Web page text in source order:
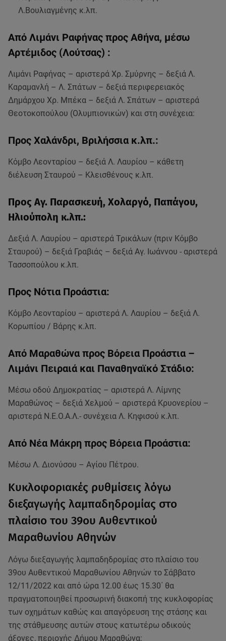
Λ.Βουλιαγμένης κ.λπ.
Από Λιμάνι Ραφήνας προς Αθήνα, μέσω
Αρτέμιδος (Λούτσας) :
Λιμάνι Ραφήνας – αριστερά Χρ. Σμύρνης – δεξιά Λ.
Καραμανλή – Λ. Σπάτων – δεξιά περιφερειακός
Δημάρχου Χρ. Μπέκα – δεξιά Λ. Σπάτων – αριστερά
Θεοτοκοπούλου (Ολυμπιονικών) και στη συνέχεια:
Προς Χαλάνδρι, Βριλήσσια κ.λπ.:
Κόμβο Λεονταρίου – δεξιά Λ. Λαυρίου – κάθετη
διέλευση Σταυρού – Κλεισθένους κ.λπ.
Προς Αγ. Παρασκευή, Χολαργό, Παπάγου,
Ηλιούπολη κ.λπ.:
Δεξιά Λ. Λαυρίου – αριστερά Τρικάλων (πριν Κόμβο
Σταυρού) – δεξιά Γραβιάς – δεξιά Αγ. Ιωάννου - αριστερά
Τασσοπούλου κ.λπ.
Προς Νότια Προάστια:
Κόμβο Λεονταρίου – αριστερά Λ. Λαυρίου – δεξιά Λ.
Κορωπίου / Βάρης κ.λπ.
Από Μαραθώνα προς Βόρεια Προάστια –
Λιμάνι Πειραιά και Παναθηναϊκό Στάδιο:
Μέσω οδού Δημοκρατίας – αριστερά Λ. Λίμνης
Μαραθώνος – δεξιά Χελμού – αριστερά Κρυονερίου –
αριστερά Ν.Ε.Ο.Α.Λ.- συνέχεια Λ. Κηφισού κ.λπ.
Από Νέα Μάκρη προς Βόρεια Προάστια:
Μέσω Λ. Διονύσου – Αγίου Πέτρου.
Κυκλοφοριακές ρυθμίσεις λόγω
διεξαγωγής λαμπαδηδρομίας στο
πλαίσιο του 39ου Αυθεντικού
Μαραθωνίου Αθηνών
Λόγω διεξαγωγής λαμπαδηδρομίας στο πλαίσιο του
39ου Αυθεντικού Μαραθωνίου Αθηνών το Σάββατο
12/11/2022 και από ώρα 12.00 έως 15.30΄ θα
πραγματοποιηθεί προσωρινή διακοπή της κυκλοφορίας
των οχημάτων καθώς και απαγόρευση της στάσης και
της στάθμευσης αυτών στους κατωτέρω οδικούς
άξονες, περιοχής Δήμου Μαραθώνα: